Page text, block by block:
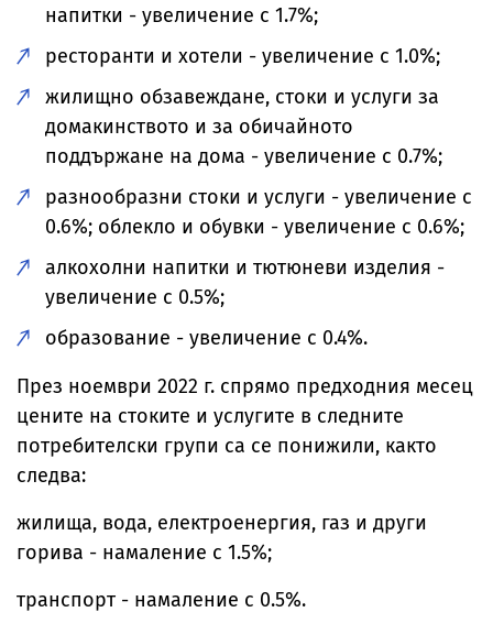
напитки - увеличение с 1.7%;
ресторанти и хотели - увеличение с 1.0%;
жилищно обзавеждане, стоки и услуги за
домакинството и за обичайното
поддържане на дома - увеличение с 0.7%;
разнообразни стоки и услуги - увеличение с
0.6%; облекло и обувки - увеличение с 0.6%;
алкохолни напитки и тютюневи изделия -
увеличение с 0.5%;
образование - увеличение с 0.4%.
През ноември 2022 г. спрямо предходния месец
цените на стоките и услугите в следните
потребителски групи са се понижили, както
следва:
жилища, вода, електроенергия, газ и други
горива - намаление с 1.5%;
транспорт - намаление с 0.5%.